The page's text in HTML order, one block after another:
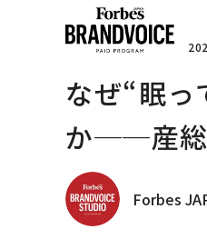
なぜ“眠っ
か──産総
Forbes